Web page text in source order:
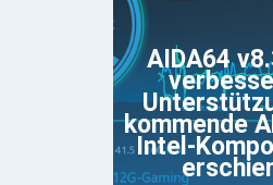
AIDA64
kommende
Intel-